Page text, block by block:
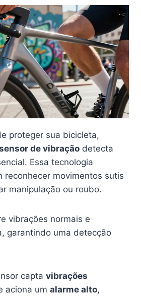
proteger sua bicicleta,
de vibração detecta
Essa tecnologia
reconhecer movimentos sutis
manipulação ou roubo.
vibrações normais e
garantindo uma detecção
capta vibrações
aciona um alarme alto,